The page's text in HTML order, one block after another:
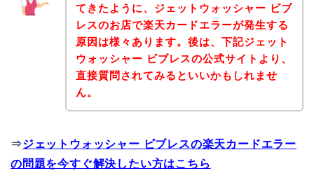
てきたように、ジェットウォッシャー ビブ
レスのお店で楽天カードエラーが発生する
原因は様々あります。後は、下記ジェット
ウォッシャー ビブレスの公式サイトより、
直接質問されてみるといいかもしれませ
ん。
⇒ジェットウォッシャー ビブレスの楽天カードエラー
の問題を今すぐ解決したい方はこちら